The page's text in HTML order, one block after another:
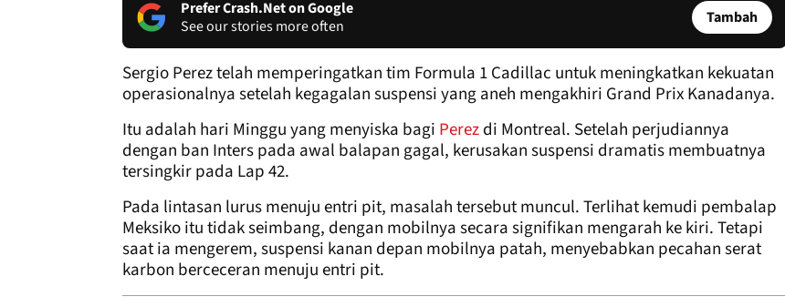
Prefer Crash.Net on Google
See our stories more often
Tambah
Sergio Perez telah memperingatkan tim Formula 1 Cadillac untuk meningkatkan kekuatan
operasionalnya setelah kegagalan suspensi yang aneh mengakhiri Grand Prix Kanadanya.
Itu adalah hari Minggu yang menyiska bagi Perezdi Montreal. Setelah perjudiannya
dengan ban Inters pada awal balapan gagal, kerusakan suspensi dramatis membuatnya
tersingkir pada Lap 42.
Pada lintasan lurus menuju entri pit, masalah tersebut muncul. Terlihat kemudi pembalap
Meksiko itu tidak seimbang, dengan mobilnya secara signifikan mengarah ke kiri. Tetapi
saat ia mengerem, suspensi kanan depan mobilnya patah, menyebabkan pecahan serat
karbon berceceran menuju entri pit.